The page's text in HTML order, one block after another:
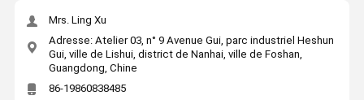
Mrs. Ling Xu
Adresse: Atelier 03, n° 9 Avenue Gui, parc industriel Heshun
Gui, ville de Lishui, district de Nanhai, ville de Foshan,
Guangdong, Chine
86-19860838485